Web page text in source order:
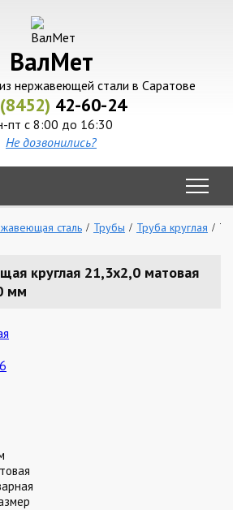
ВалМет
нержавеющей стали в Саратове
42-60-24
пт с 8:00 до 16:30
Не дозвонились?
сталь Трубы Труба круглая
круглая 21,3х2,0 матовая
мм